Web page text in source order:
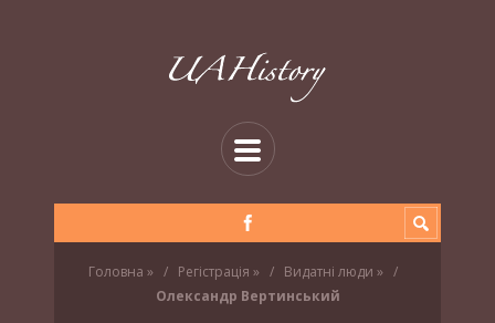
Головна » Регістрація » Видатні люди »
Олександр Вертинський